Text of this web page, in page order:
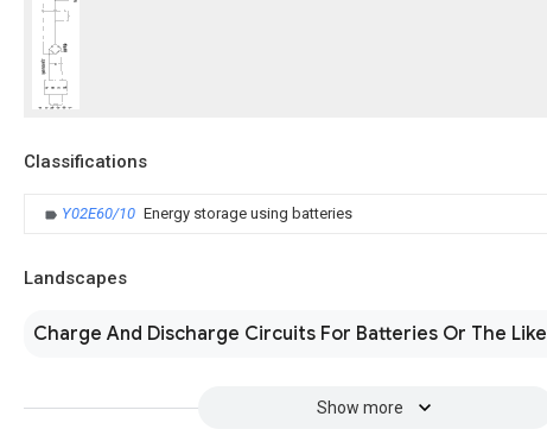
Classifications
Y02E60/10 Energy storage using batteries
Landscapes
Charge And Discharge Circuits For Batteries Or The Like
Show more